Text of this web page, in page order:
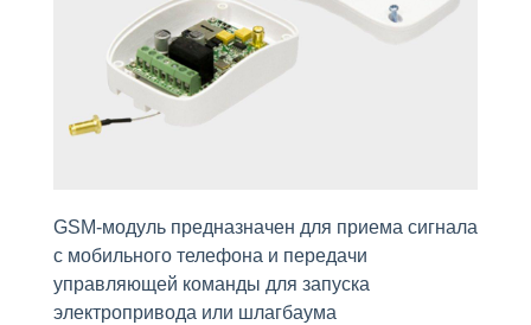
GSM-модуль предназначен для приема сигнала
с мобильного телефона и передачи
управляющей команды для запуска
электропривода или шлагбаума